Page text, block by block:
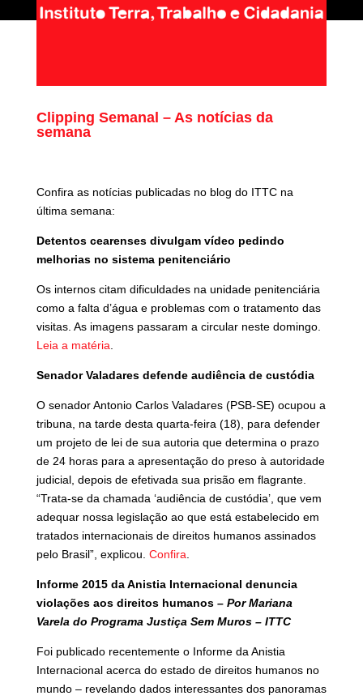
Clipping Semanal – As notícias da
semana
Confira as notícias publicadas no blog do ITTC na
última semana:
Detentos cearenses divulgam vídeo pedindo
melhorias no sistema penitenciário
Os internos citam dificuldades na unidade penitenciária
como a falta d’água e problemas com o tratamento das
visitas. As imagens passaram a circular neste domingo.
Leia a matéria
Senador Valadares defende audiência de custódia
O senador Antonio Carlos Valadares (PSB-SE) ocupou a
tribuna, na tarde desta quarta-feira (18), para defender
um projeto de lei de sua autoria que determina o prazo
de 24 horas para a apresentação do preso à autoridade
judicial, depois de efetivada sua prisão em flagrante.
“Trata-se da chamada ‘audiência de custódia’, que vem
adequar nossa legislação ao que está estabelecido em
tratados internacionais de direitos humanos assinados
pelo Brasil”, explicou. Confira
Informe 2015 da Anistia Internacional denuncia
violações aos direitos humanos – Por Mariana
Varela do Programa Justiça Sem Muros – ITTC
Foi publicado recentemente o Informe da Anistia
Internacional acerca do estado de direitos humanos no
mundo – revelando dados interessantes dos panoramas